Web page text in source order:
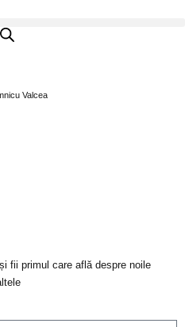
Valcea
fii primul care află despre noile